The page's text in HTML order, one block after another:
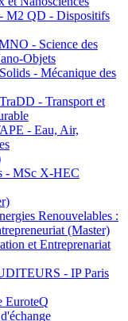
QD - Dispositifs
- Science des
Objets
- Mécanique des
- Transport et
- Eau, Air,
- MSc X-HEC
Renouvelables :
(Master)
et Entreprenariat
- IP Paris
EuroteQ